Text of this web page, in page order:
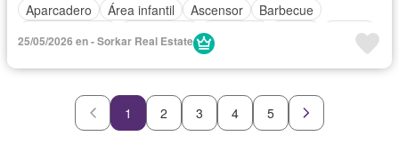
Aparcadero
Área infantil Ascensor
Barbecue
Gimnasio
Piscina
Tanque de agua
25/05/2026 en - Sorkar Real Estate
1 2 3 4 5